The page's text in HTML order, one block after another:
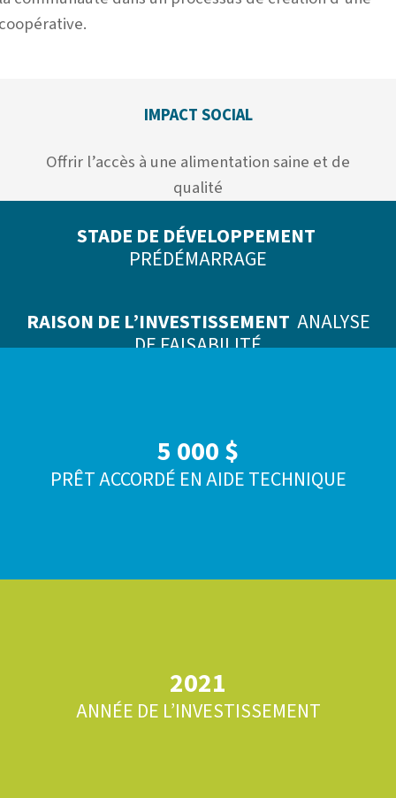
IMPACT SOCIAL
Offrir l’accès à une alimentation saine et de
qualité
STADE DE DÉVELOPPEMENT
PRÉDÉMARRAGE
RAISON DE L’INVESTISSEMENT ANALYSE
DE FAISABILITÉ
5 000 $
PRÊT ACCORDÉ EN AIDE TECHNIQUE
2021
ANNÉE DE L’INVESTISSEMENT